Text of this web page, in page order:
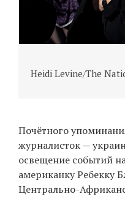
Heidi Levine/The
Почётного
журналисток —
освещение событий
американку Ребекку
Центрально-